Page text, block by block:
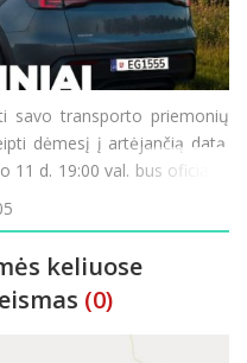
savo transporto priemonių
dėmesį į artėjančią datą.
11 d. 19:00 val. bus oficialiai
ženklų serijos. Didžiausia
keliuose
(0)